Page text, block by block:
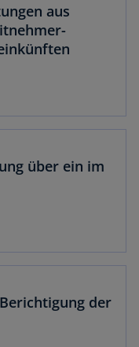
aus
über ein im
der